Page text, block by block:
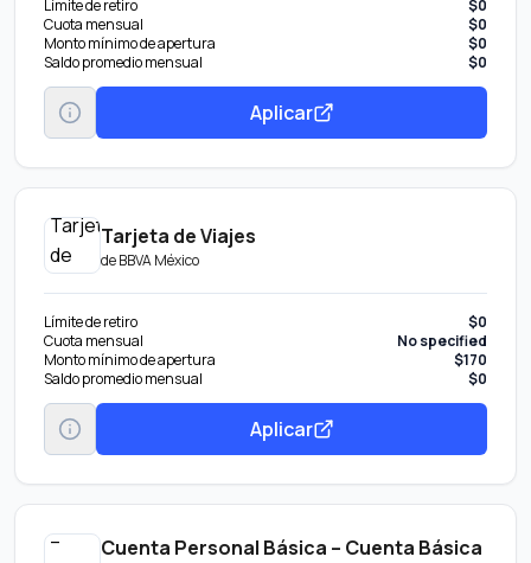
Límite de retiro
$0
Cuota mensual
$0
Monto mínimo de apertura
$0
Saldo promedio mensual
$0
Aplicar
Tarjeta de Viajes
deBBVA México
Límite de retiro
$0
Cuota mensual
No specified
Monto mínimo de apertura
$170
Saldo promedio mensual
$0
Aplicar
Cuenta Personal Básica – Cuenta Básica